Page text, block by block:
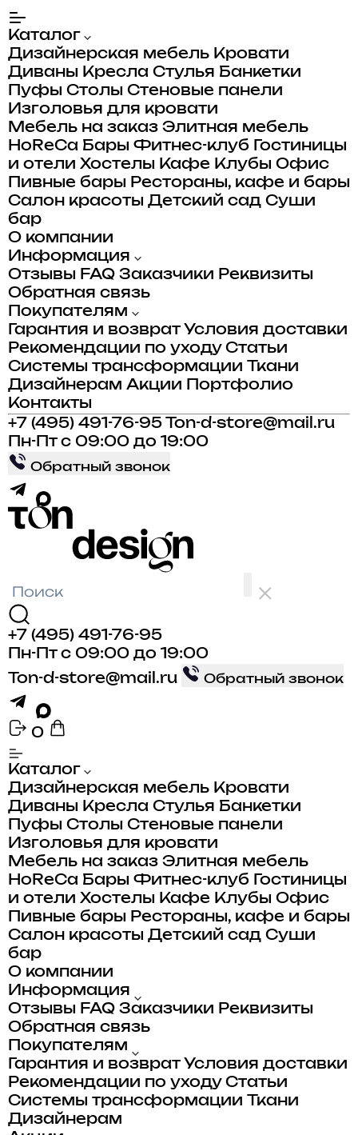
Каталог
Дизайнерская мебель Кровати
Диваны Кресла Стулья Банкетки
Пуфы Столы Стеновые панели
Изголовья для кровати
Мебель на заказ Элитная мебель
HoReCa Бары Фитнес-клуб
Гостиницы
и отели Хостелы Кафе Клубы Офис
Пивные бары Рестораны, кафе и бары
Салон красоты Детский сад Суши
бар
О компании
Информация
Отзывы FAQ Заказчики Реквизиты
Обратная связь
Покупателям
Гарантия и возврат Условия доставки
Рекомендации по уходу Статьи
Системы трансформации
Ткани
Дизайнерам Акции
Портфолио
Контакты
+7 (495) 491-76-95
Ton-d-store@mail.ru
Пн-Пт с 09:00 до 19:00
Обратный звонок
+7 (495) 491-76-95
Пн-Пт с 09:00 до 19:00
Ton-d-store@mail.ru
Обратный звонок
0
Каталог
Дизайнерская мебель Кровати
Диваны Кресла Стулья Банкетки
Пуфы Столы Стеновые панели
Изголовья для кровати
Мебель на заказ Элитная мебель
HoReCa Бары Фитнес-клуб
Гостиницы
и отели Хостелы Кафе Клубы Офис
Пивные бары Рестораны, кафе и бары
Салон красоты Детский сад Суши
бар
О компании
Информация
Отзывы FAQ Заказчики Реквизиты
Обратная связь
Покупателям
Гарантия и возврат Условия доставки
Рекомендации по уходу Статьи
Системы трансформации
Ткани
Дизайнерам